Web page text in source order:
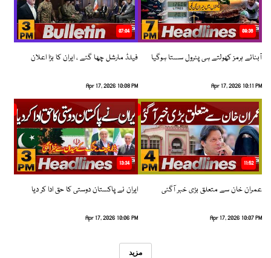
08:36
آبنائے ہرمز کھولتے ہی پٹرول سستا ہوگیا
Apr 17, 2026 10:11 PM
07:04
فیلڈ مارشل چھا گئے ، ایران کا بڑا اعلان
Apr 17, 2026 10:08 PM
11:52
عمران خان سے متعلق بڑی خبر آگئی
Apr 17, 2026 10:07 PM
13:34
ایران نے پاکستان دوستی کا حق ادا کر دیا
Apr 17, 2026 10:06 PM
مزید